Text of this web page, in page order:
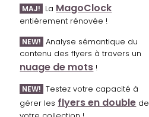
MAJ! La MagoClock
entièrement rénovée !
NEW! Analyse sémantique du
contenu des flyers à travers un
nuage de mots !
NEW! Testez votre capacité à
gérer les flyers en double de